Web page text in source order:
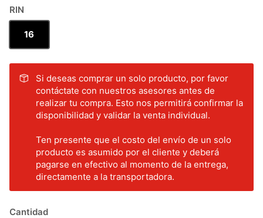
RIN
16
Si deseas comprar un solo producto, por favor
contáctate con nuestros asesores antes de
realizar tu compra. Esto nos permitirá confirmar la
disponibilidad y validar la venta individual.
Ten presente que el costo del envío de un solo
producto es asumido por el cliente y deberá
pagarse en efectivo al momento de la entrega,
directamente a la transportadora.
Cantidad